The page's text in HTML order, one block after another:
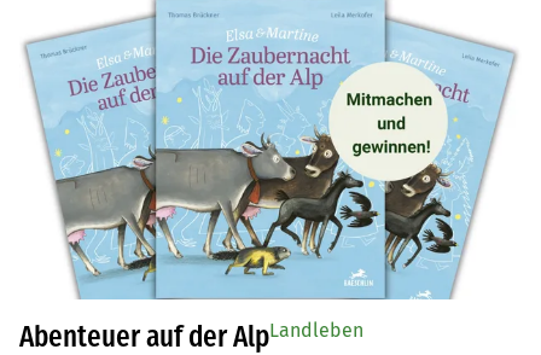
Abenteuer auf der AlpLandleben